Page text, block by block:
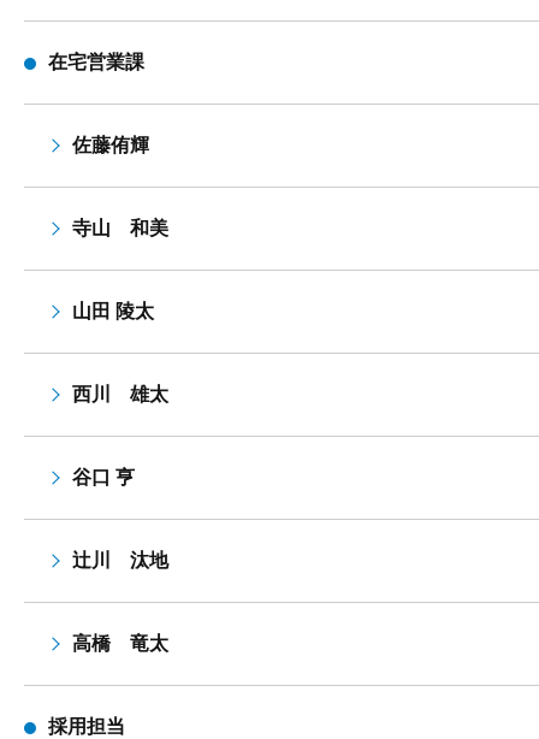
在宅営業課
佐藤侑輝
寺山 和美
山田 陵太
西川 雄太
谷口 亨
辻川 汰地
高橋 竜太
採用担当